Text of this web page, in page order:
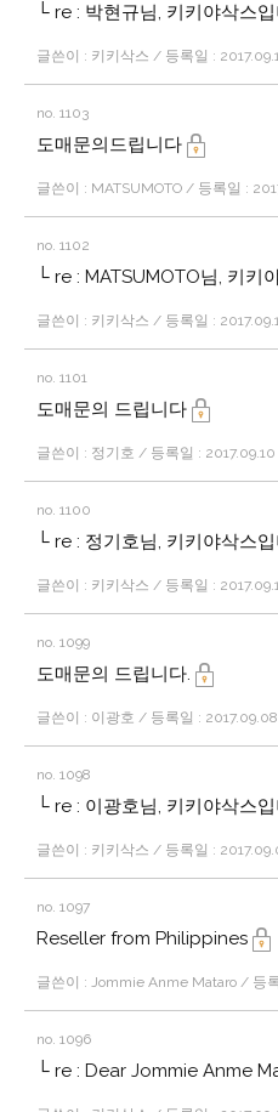
└ re : 박현규님, 키키야삭스입
글쓴이 : 키키삭스 / 등록일 :
no. 1103
도매문의드립니다
글쓴이 : MATSUMOTO / 등록일 :
no. 1102
└ re : MATSUMOTO님, 키키
글쓴이 : 키키삭스 / 등록일 :
no. 1101
도매문의 드립니다
글쓴이 : 정기호 / 등록일 : 2017.09.10
no. 1100
└ re : 정기호님, 키키야삭스입
글쓴이 : 키키삭스 / 등록일 :
no. 1099
도매문의 드립니다.
글쓴이 : 이광호 / 등록일 : 2017.09.08
no. 1098
└ re : 이광호님, 키키야삭스입
글쓴이 : 키키삭스 / 등록일 :
no. 1097
Reseller from Philippines
글쓴이 : Jommie Anme Mataro / 등
no. 1096